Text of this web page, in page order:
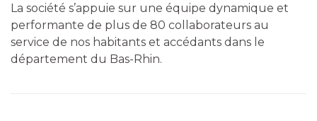
La société s’appuie sur une équipe dynamique et
performante de plus de 80 collaborateurs au
service de nos habitants et accédants dans le
département du Bas-Rhin.